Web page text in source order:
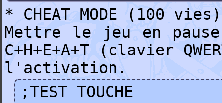
* CHEAT MODE (100
Mettre le jeu en
C+H+E+A+T (clavier
l'activation.
;TEST TOUCHE